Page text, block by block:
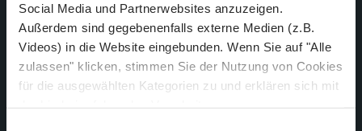
Social Media und Partnerwebsites anzuzeigen.
Außerdem sind gegebenenfalls externe Medien (z.B.
Videos) in die Website eingebunden. Wenn Sie auf "Alle
zulassen" klicken, stimmen Sie der Nutzung von Cookies
für die ausgewählten Kategorien zu und erklären sich mit